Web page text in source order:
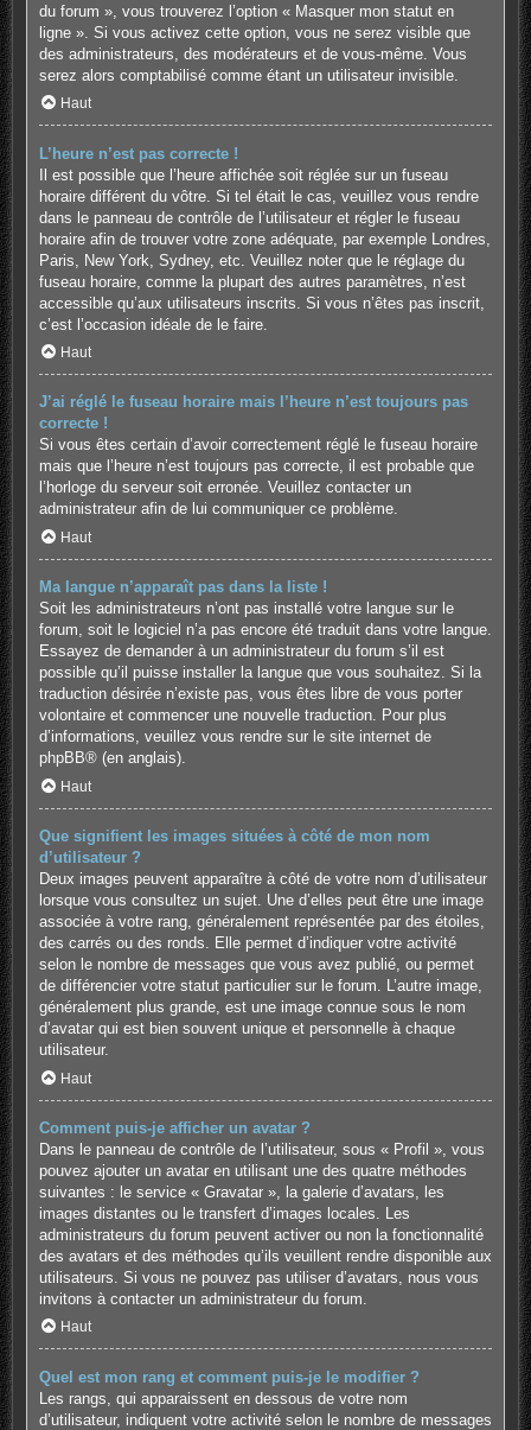
du forum », vous trouverez l’option « Masquer mon statut en
ligne ». Si vous activez cette option, vous ne serez visible que
des administrateurs, des modérateurs et de vous-même. Vous
serez alors comptabilisé comme étant un utilisateur invisible.
Haut
L’heure n’est pas correcte !
Il est possible que l’heure affichée soit réglée sur un fuseau
horaire différent du vôtre. Si tel était le cas, veuillez vous rendre
dans le panneau de contrôle de l’utilisateur et régler le fuseau
horaire afin de trouver votre zone adéquate, par exemple Londres,
Paris, New York, Sydney, etc. Veuillez noter que le réglage du
fuseau horaire, comme la plupart des autres paramètres, n’est
accessible qu’aux utilisateurs inscrits. Si vous n’êtes pas inscrit,
c’est l’occasion idéale de le faire.
Haut
J’ai réglé le fuseau horaire mais l’heure n’est toujours pas
correcte !
Si vous êtes certain d’avoir correctement réglé le fuseau horaire
mais que l’heure n’est toujours pas correcte, il est probable que
l’horloge du serveur soit erronée. Veuillez contacter un
administrateur afin de lui communiquer ce problème.
Haut
Ma langue n’apparaît pas dans la liste !
Soit les administrateurs n’ont pas installé votre langue sur le
forum, soit le logiciel n’a pas encore été traduit dans votre langue.
Essayez de demander à un administrateur du forum s’il est
possible qu’il puisse installer la langue que vous souhaitez. Si la
traduction désirée n’existe pas, vous êtes libre de vous porter
volontaire et commencer une nouvelle traduction. Pour plus
d’informations, veuillez vous rendre sur le site internet de
phpBB® (en anglais).
Haut
Que signifient les images situées à côté de mon nom
d’utilisateur ?
Deux images peuvent apparaître à côté de votre nom d’utilisateur
lorsque vous consultez un sujet. Une d’elles peut être une image
associée à votre rang, généralement représentée par des étoiles,
des carrés ou des ronds. Elle permet d’indiquer votre activité
selon le nombre de messages que vous avez publié, ou permet
de différencier votre statut particulier sur le forum. L’autre image,
généralement plus grande, est une image connue sous le nom
d’avatar qui est bien souvent unique et personnelle à chaque
utilisateur.
Haut
Comment puis-je afficher un avatar ?
Dans le panneau de contrôle de l’utilisateur, sous « Profil », vous
pouvez ajouter un avatar en utilisant une des quatre méthodes
suivantes : le service « Gravatar », la galerie d’avatars, les
images distantes ou le transfert d’images locales. Les
administrateurs du forum peuvent activer ou non la fonctionnalité
des avatars et des méthodes qu’ils veuillent rendre disponible aux
utilisateurs. Si vous ne pouvez pas utiliser d’avatars, nous vous
invitons à contacter un administrateur du forum.
Haut
Quel est mon rang et comment puis-je le modifier ?
Les rangs, qui apparaissent en dessous de votre nom
d’utilisateur, indiquent votre activité selon le nombre de messages